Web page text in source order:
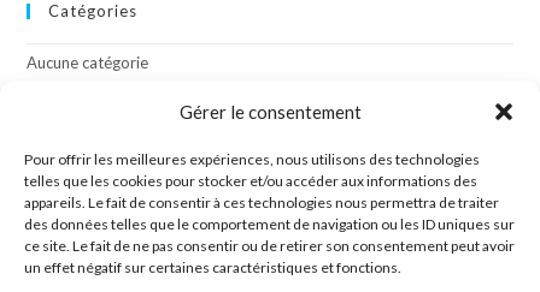
Gérer le consentement
Pour offrir les meilleures expériences, nous utilisons des technologies
telles que les cookies pour stocker et/ou accéder aux informations des
appareils. Le fait de consentir à ces technologies nous permettra de traiter
des données telles que le comportement de navigation ou les ID uniques sur
ce site. Le fait de ne pas consentir ou de retirer son consentement peut avoir
un effet négatif sur certaines caractéristiques et fonctions.
Catégories
Aucune catégorie
Connexion
Flux des publications
Flux des commentaires
Site de WordPress-FR